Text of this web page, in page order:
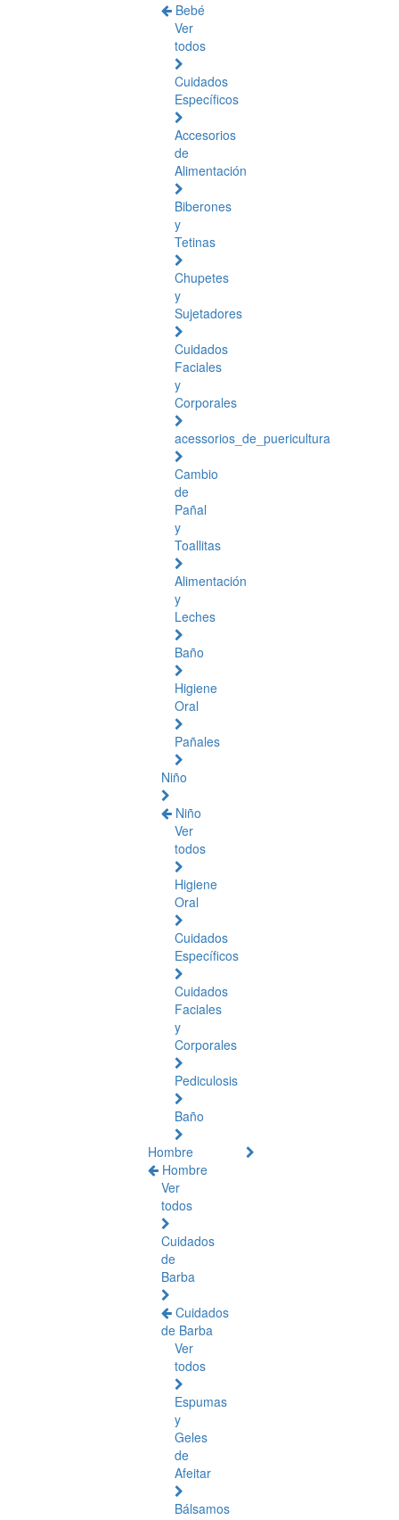
Bebé
Ver
todos
Cuidados
Específicos
Accesorios
de
Alimentación
Biberones
y
Tetinas
Chupetes
y
Sujetadores
Cuidados
Faciales
y
Corporales
acessorios_de_puericultura
Cambio
de
Pañal
y
Toallitas
Alimentación
y
Leches
Baño
Higiene
Oral
Pañales
Niño
Niño
Ver
todos
Higiene
Oral
Cuidados
Específicos
Cuidados
Faciales
y
Corporales
Pediculosis
Baño
Hombre
Hombre
Ver
todos
Cuidados
de
Barba
Cuidados
de Barba
Ver
todos
Espumas
y
Geles
de
Afeitar
Bálsamos